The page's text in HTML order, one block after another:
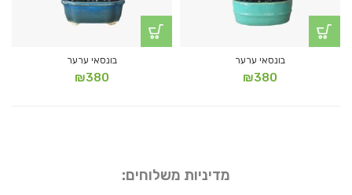
בונסאי ערער
₪380
בונסאי ערער
₪380
מדיניות משלוחים: